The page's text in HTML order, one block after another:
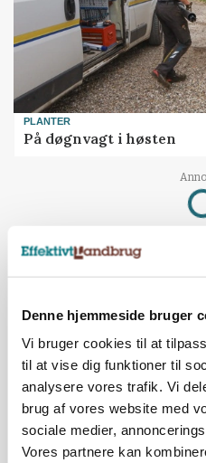
Denne hjemmeside bruger
Vi bruger cookies til at
til at vise dig funktioner til
analysere vores trafik. Vi
brug af vores website med
sociale medier,
Vores partnere kan
PLANTER
På døgnvagt i høsten